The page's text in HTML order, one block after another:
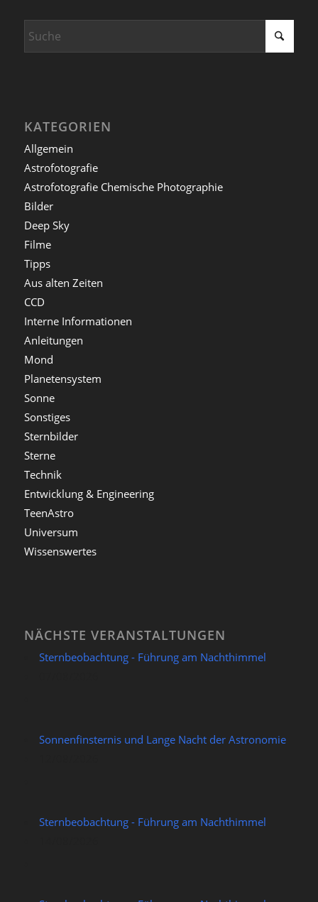
KATEGORIEN
Allgemein
Astrofotografie
Astrofotografie Chemische Photographie
Bilder
Deep Sky
Filme
Tipps
Aus alten Zeiten
CCD
Interne Informationen
Anleitungen
Mond
Planetensystem
Sonne
Sonstiges
Sternbilder
Sterne
Technik
Entwicklung & Engineering
TeenAstro
Universum
Wissenswertes
NÄCHSTE VERANSTALTUNGEN
Sternbeobachtung - Führung am Nachthimmel
Sonnenfinsternis und Lange Nacht der Astronomie
Sternbeobachtung - Führung am Nachthimmel